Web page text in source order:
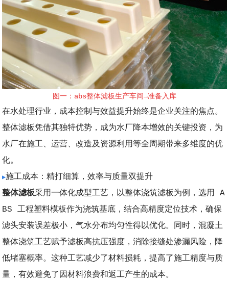
图一：abs整体滤板生产车间→准备入库
在水处理行业，成本控制与效益提升始终是企业关注的焦点。
整体滤板凭借其独特优势，成为水厂降本增效的关键投资，为
水厂在施工、运营、改造及资源利用等全周期带来多维度的优
化。
▶施工成本：精打细算，效率与质量双提升
整体滤板采用一体化成型工艺，以整体浇筑滤板为例，选用 A
BS 工程塑料模板作为浇筑基底，结合高精度定位技术，确保
滤头安装误差极小，气水分布均匀性得以优化。同时，混凝土
整体浇筑工艺赋予滤板高抗压强度，消除接缝处渗漏风险，降
低堵塞概率。这种工艺减少了材料损耗，提高了施工精度与质
量，有效避免了因材料浪费和返工产生的成本。